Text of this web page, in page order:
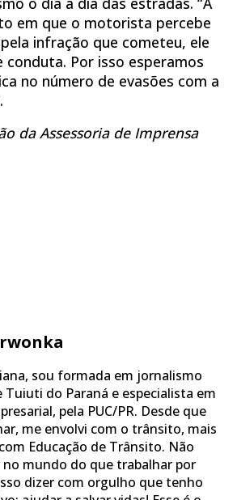
em que o motorista percebe
infração que cometeu, ele
conduta. Por isso esperamos
no número de evasões com a
da Assessoria de Imprensa
sou formada em jornalismo
Tuiuti do Paraná e especialista em
pela PUC/PR. Desde que
me envolvi com o trânsito, mais
Educação de Trânsito. Não
mundo do que trabalhar por
dizer com orgulho que tenho